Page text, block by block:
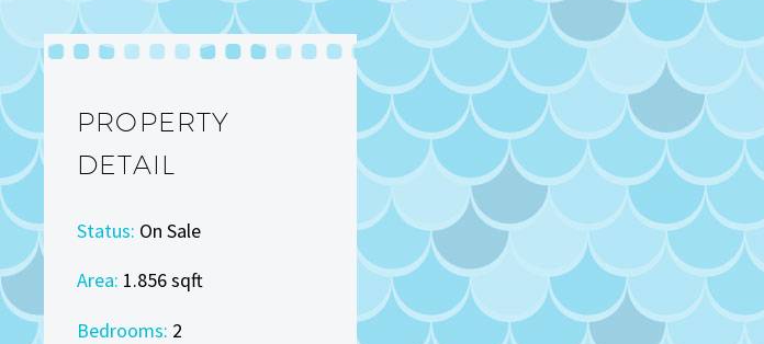
PROPERTY
DETAIL
Status: On Sale
Area: 1.856 sqft
Bedrooms: 2